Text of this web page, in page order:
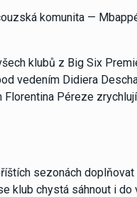
komunita —
klubů z Big Six
vedením Didiera
Péreze
sezonách
klub chystá sáhnout i do